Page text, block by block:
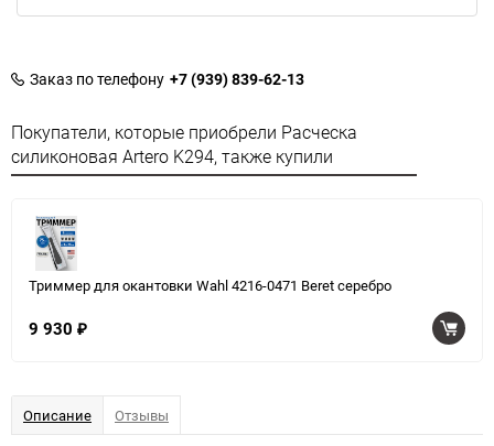
Заказ по телефону +7 (939) 839-62-13
Покупатели, которые приобрели Расческа
силиконовая Artero K294, также купили
Триммер для окантовки Wahl 4216-0471 Beret серебро
9 930 ₽
Описание Отзывы